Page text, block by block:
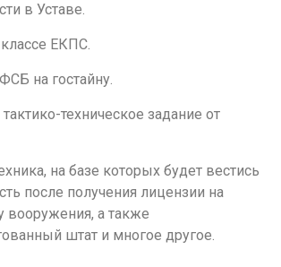
в Уставе.
ЕКПС.
на гостайну.
техническое задание от
на базе которых будет вестись
после получения лицензии на
вооружения, а также
штат и многое другое.